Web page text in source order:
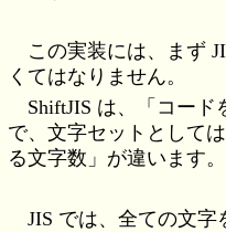
この実装には、まず
くてはなりません。
ShiftJIS は、「コー
で、文字セットとして
る文字数」が違います。
JIS では、全ての文